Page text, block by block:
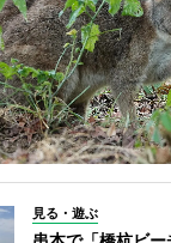
見る・遊ぶ